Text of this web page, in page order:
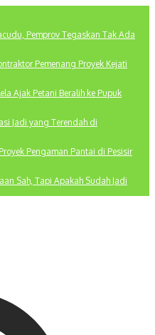
Pemprov Tegaskan Tak Ada
Pemenang Proyek Kejati
Ajak Petani Beralih ke Pupuk
Jadi yang Terendah di
Pengaman Pantai di Pesisir
Sah, Tapi Apakah Sudah Jadi